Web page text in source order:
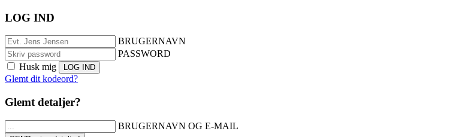
LOG IND
BRUGERNAVN
PASSWORD
Husk mig
Glemt dit kodeord?
Glemt detaljer?
BRUGERNAVN OG E-MAIL